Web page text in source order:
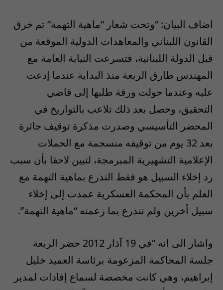
اضاف البيان: “وتحت شعار “ماهية التهمة” تم خرق
القانون اللبناني والمعاهدات الدولية الموقعة من
قبل الدولة اللبنانية، فتسرعت النيابة العامة مع
المهندس طارق الربعة منذ البداية عندما إدعت
عليه وعندما حولت ورقة طلبها إلى قاضي
التحقيق، وحصل بعد ذلك تلاعب بالتواريخ في
المحضر التأسيسي وصدرت مذكرة توقيف جائرة
بعد 32 يوم من توقيفه منسجمة مع الحملات
الإعلامية التشهيرية المبرمجة، لتبين لاحقا بأن سبب
رد إخلاء السبيل هو فقط التذرع بماهية التهمة مع
العلم بأن المحكمة العسكرية عمدت إلى إخلاء
سبيل أخرين ولم تتذرع بما زعمته “ماهية التهمة”.
واشار الى انه “في 19 آذار 2012 حضر الربعة
جلسة المحاكمة المزعومة برئاسة العميد خليل
إبراهيم، وهي كانت مخصصة لسماع إفادات لمدير